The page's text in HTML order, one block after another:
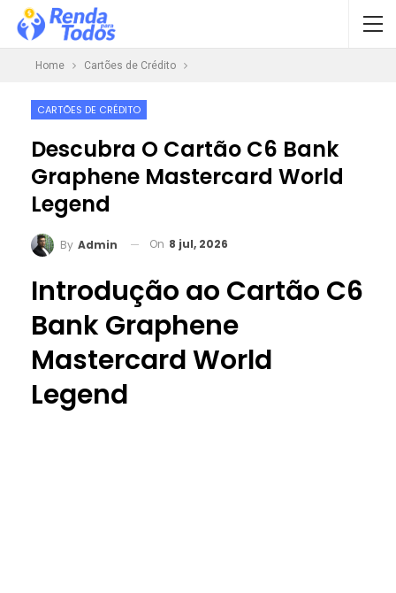
Home Cartões de Crédito
CARTÕES DE CRÉDITO
Descubra O Cartão C6 Bank
Graphene Mastercard World
Legend
By Admin On 8 jul, 2026
Introdução ao Cartão C6
Bank Graphene
Mastercard World
Legend